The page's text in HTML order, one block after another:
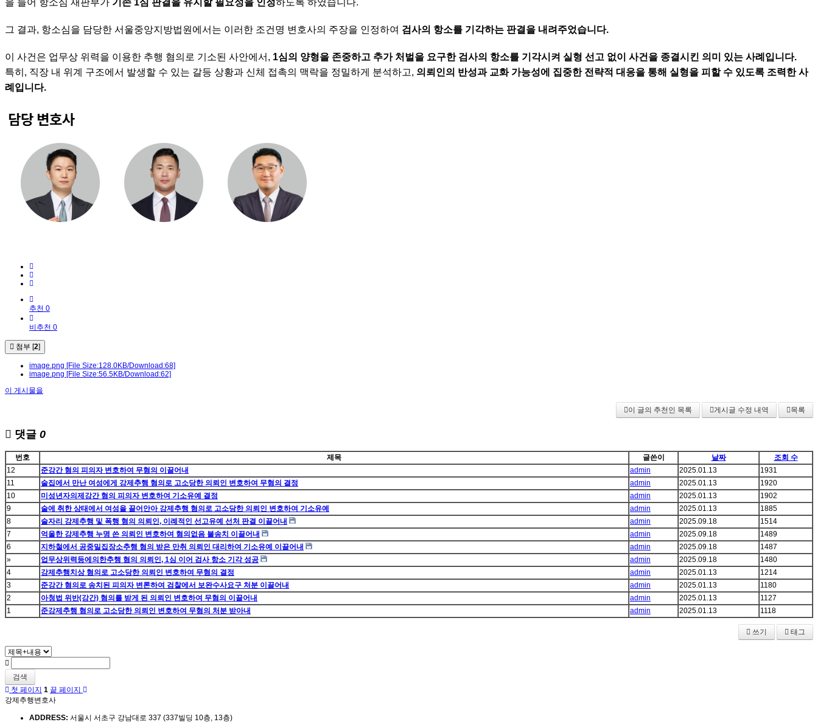
을 들어 항소심 재판부가 기존 1심 판결을 유지할 필요성을 인정하도록 하였습니다.
그 결과, 항소심을 담당한 서울중앙지방법원에서는 이러한 조건명 변호사의 주장을 인정하여 검사의 항소를 기각하는 판결을 내려주었습니다.
이 사건은 업무상 위력을 이용한 추행 혐의로 기소된 사안에서, 1심의 양형을 존중하고 추가 처벌을 요구한 검사의 항소를 기각시켜 실형 선고 없이 사건을 종결시킨 의미 있는 사례입니다.
특히, 직장 내 위계 구조에서 발생할 수 있는 갈등 상황과 신체 접촉의 맥락을 정밀하게 분석하고, 의뢰인의 반성과 교화 가능성에 집중한 전략적 대응을 통해 실형을 피할 수 있도록 조력한 사
례입니다.
추천 0
비추천 0
첨부 [2]
image.png [File Size:128.0KB/Download:68]
image.png [File Size:56.5KB/Download:62]
이 게시물을
이 글의 추천인 목록 게시글 수정 내역 목록
댓글 0
번호 제목 글쓴이 날짜
조회 수
12
준강간 혐의 피의자 변호하여 무혐의 이끌어내 admin 2025.01.13
1931
11
술집에서 만난 여성에게 강제추행 혐의로 고소당한 의뢰인 변호하여 무혐의 결정 admin 2025.01.13
1920
10
미성년자의제강간 혐의 피의자 변호하여 기소유예 결정 admin 2025.01.13
1902
9
술에 취한 상태에서 여성을 끌어안아 강제추행 혐의로 고소당한 의뢰인 변호하여 기소유예 admin 2025.01.13
1885
8
술자리 강제추행 및 폭행 혐의 의뢰인, 이례적인 선고유예 선처 판결 이끌어내 admin 2025.09.18
1514
7
억울한 강제추행 누명 쓴 의뢰인 변호하여 혐의없음 불송치 이끌어내 admin 2025.09.18
1489
6
지하철에서 공중밀집장소추행 혐의 받은 만취 의뢰인 대리하여 기소유예 이끌어내 admin 2025.09.18
1487
»
업무상위력등에의한추행 혐의 의뢰인, 1심 이어 검사 항소 기각 성공 admin 2025.09.18
1480
4
강제추행치상 혐의로 고소당한 의뢰인 변호하여 무혐의 결정 admin 2025.01.13
1214
3
준강간 혐의로 송치된 피의자 변론하여 검찰에서 보완수사요구 처분 이끌어내 admin 2025.01.13
1180
2
아청법 위반(강간) 혐의를 받게 된 의뢰인 변호하여 무혐의 이끌어내 admin 2025.01.13
1127
1
준강제추행 혐의로 고소당한 의뢰인 변호하여 무혐의 처분 받아내 admin 2025.01.13 1118
쓰기 태그
검색
첫 페이지 1 끝 페이지
강제추행변호사
ADDRESS: 서울시 서초구 강남대로 337 (337빌딩 10층, 13층)